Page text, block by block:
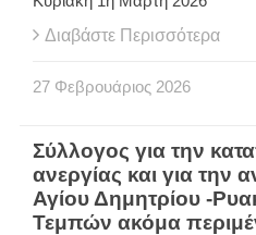
Διαβάστε Περισσότερα
27 Φεβρουάριος 2026
Σύλλογος για την
ανεργίας και για την
Αγίου Δημητρίου -
Τεμπών ακόμα